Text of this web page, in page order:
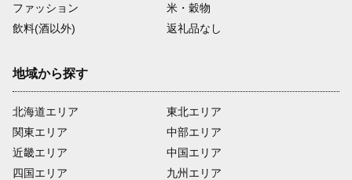
ファッション
米・穀物
飲料(酒以外)
返礼品なし
地域から探す
北海道エリア
関東エリア
近畿エリア
四国エリア
東北エリア
中部エリア
中国エリア
九州エリア